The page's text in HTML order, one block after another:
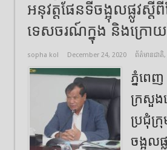
អនុវត្តផែនទីចង្អុលផ្លូវស្
ទេសចរណ៍ក្នុង និងក្រោយ
sopha kol December 24, 2020 ព័ត៌មានជាតិ,
ភ្នំពេញ
ក្រសួង
ប្រជុំក្
ចង្អុល